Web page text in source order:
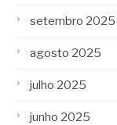
setembro 2025
agosto 2025
julho 2025
junho 2025